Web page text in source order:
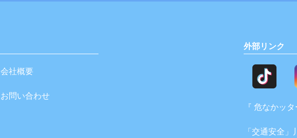
会社概要
お問い合わせ
外部リンク
『 危なかッ
「交通安全